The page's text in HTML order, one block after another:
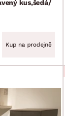
kus,šedá/
Kup na prodejně